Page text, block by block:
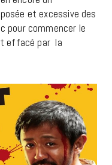
et excessive des
pour commencer le
effacé par la